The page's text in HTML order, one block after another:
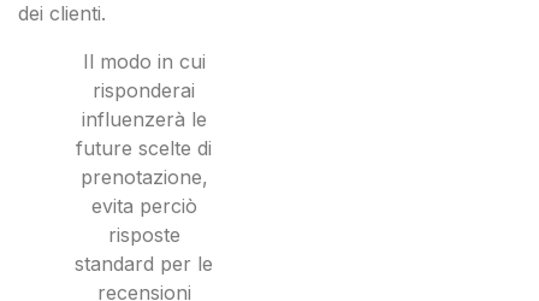
dei clienti.
Il modo in cui
risponderai
influenzerà le
future scelte di
prenotazione,
evita perciò
risposte
standard per le
recensioni